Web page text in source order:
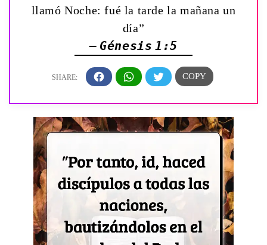
llamó Noche: fué la tarde la mañana un
día”
— Génesis 1:5